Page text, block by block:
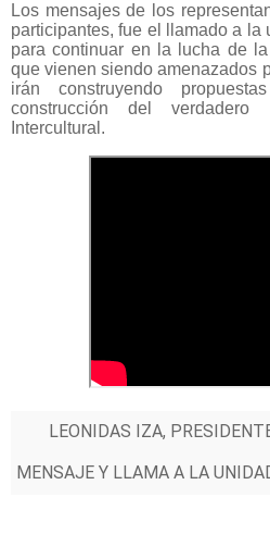
Los mensajes de los
participantes, fue el llamado a la
para continuar en la lucha de
que vienen siendo amenazados
irán construyendo
construcción del verdadero
Intercultural.
LEONIDAS IZA,
MENSAJE Y LLAMA A LA